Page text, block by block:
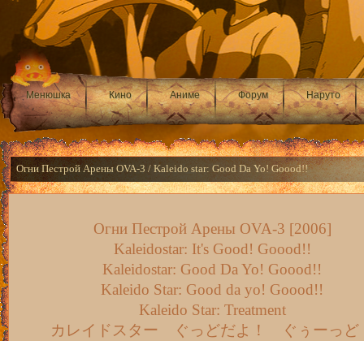
Менюшка Кино Аниме Форум Наруто
Огни Пестрой Арены OVA-3 / Kaleido star: Good Da Yo! Goood!!
Огни Пестрой Арены OVA-3 [2006]
Kaleidostar: It's Good! Goood!!
Kaleidostar: Good Da Yo! Goood!!
Kaleido Star: Good da yo! Goood!!
Kaleido Star: Treatment
カレイドスター ぐっどだよ！ ぐぅーっど